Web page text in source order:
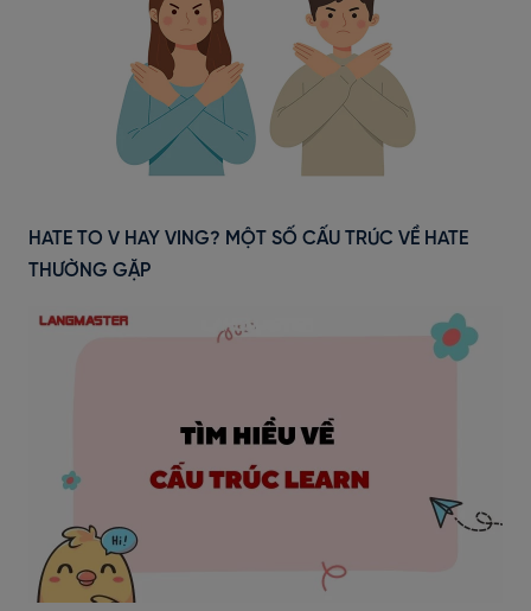
HATE TO V HAY VING? MỘT SỐ CẤU TRÚC VỀ HATE
THƯỜNG GẶP